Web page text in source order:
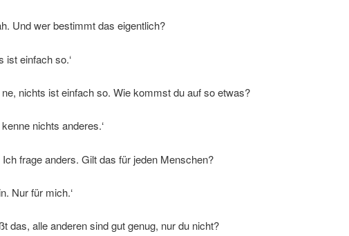
Und wer bestimmt das eigentlich?
ist einfach so.‘
ne, nichts ist einfach so. Wie kommst du auf so etwas?
kenne nichts anderes.‘
frage anders. Gilt das für jeden Menschen?
Nur für mich.‘
das, alle anderen sind gut genug, nur du nicht?